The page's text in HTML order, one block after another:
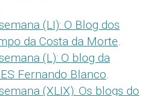
(LI): O Blog dos
da Costa da Morte.
(L): O blog da
Fernando Blanco.
(XLIX): Os blogs do